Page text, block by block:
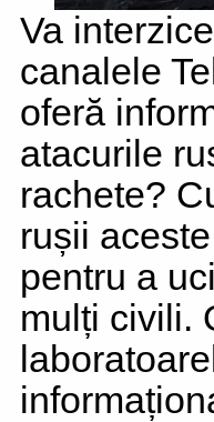
Va
canalele
oferă
atacurile
rachete?
rușii
pentru a
mulți civili.